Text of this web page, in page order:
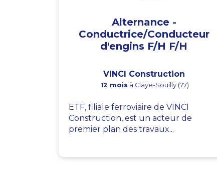
Alternance -
Conductrice/Conducteur
d'engins F/H F/H
VINCI Construction
12 mois à Claye-Souilly (77)
ETF, filiale ferroviaire de VINCI
Construction, est un acteur de
premier plan des travaux...